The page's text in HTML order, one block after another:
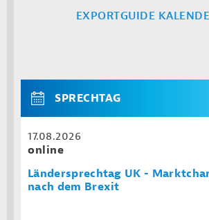
EXPORTGUIDE
SPRECHTAG
17.08.2026
online
Ländersprechtag UK -
nach dem Brexit